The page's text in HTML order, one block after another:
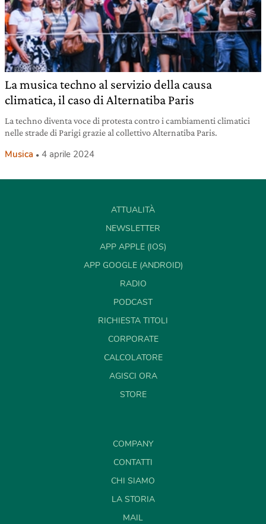
La musica techno al servizio della causa
climatica, il caso di Alternatiba Paris
La techno diventa voce di protesta contro i cambiamenti climatici
nelle strade di Parigi grazie al collettivo Alternatiba Paris.
Musica 4 aprile 2024
ATTUALITÀ
NEWSLETTER
APP APPLE (IOS)
APP GOOGLE (ANDROID)
RADIO
PODCAST
RICHIESTA TITOLI
CORPORATE
CALCOLATORE
AGISCI ORA
STORE
COMPANY
CONTATTI
CHI SIAMO
LA STORIA
MAIL